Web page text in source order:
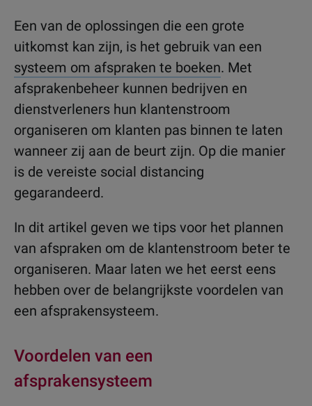
Een van de oplossingen die een grote
uitkomst kan zijn, is het gebruik van een
systeem om afspraken te boeken. Met
afsprakenbeheer kunnen bedrijven en
dienstverleners hun klantenstroom
organiseren om klanten pas binnen te laten
wanneer zij aan de beurt zijn. Op die manier
is de vereiste social distancing
gegarandeerd.
In dit artikel geven we tips voor het plannen
van afspraken om de klantenstroom beter te
organiseren. Maar laten we het eerst eens
hebben over de belangrijkste voordelen van
een afsprakensysteem.
Voordelen van een
afsprakensysteem